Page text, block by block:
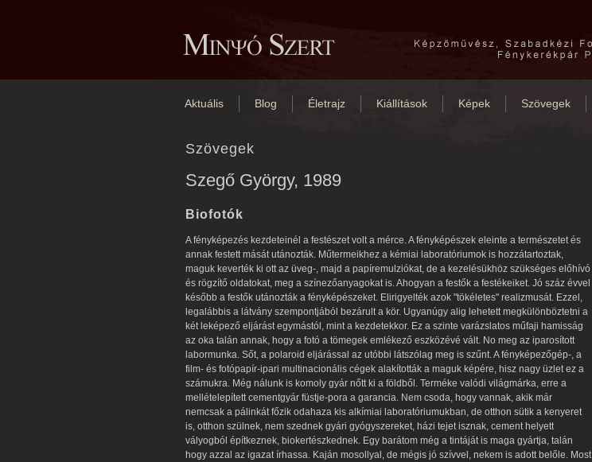
Aktuális Blog Életrajz Kiállítások Képek Szövegek
Szövegek
Szegő György, 1989
Biofotók
A fényképezés kezdeteinél a festészet volt a mérce. A fényképészek eleinte a természetet és
annak festett mását utánozták. Műtermeikhez a kémiai laboratóriumok is hozzátartoztak,
maguk keverték ki ott az üveg-, majd a papíremulziókat, de a kezelésükhöz szükséges előhívó
és rögzítő oldatokat, meg a színezőanyagokat is. Ahogyan a festők a festékeiket. Jó száz évvel
később a festők utánozták a fényképészeket. Elirigyelték azok "tökéletes" realizmusát. Ezzel,
legalábbis a látvány szempontjából bezárult a kör. Ugyanúgy alig lehetett megkülönböztetni a
két leképező eljárást egymástól, mint a kezdetekkor. Ez a szinte varázslatos műfaji hamisság
az oka talán annak, hogy a fotó a tömegek emlékező eszközévé vált. No meg az iparosított
labormunka. Sőt, a polaroid eljárással az utóbbi látszólag meg is szűnt. A fényképezőgép-, a
film- és fotópapír-ipari multinacionális cégek alakították a maguk képére, hisz nagy üzlet ez a
számukra. Még nálunk is komoly gyár nőtt ki a földből. Terméke valódi világmárka, erre a
mellételepített cementgyár füstje-pora a garancia. Nem csoda, hogy vannak, akik már
nemcsak a pálinkát főzik odahaza kis alkímiai laboratóriumukban, de otthon sütik a kenyeret
is, otthon szülnek, nem szednek gyári gyógyszereket, házi tejet isznak, cement helyett
vályogból építkeznek, biokertészkednek. Egy barátom még a tintáját is maga gyártja, talán
hogy azzal az igazat írhassa. Kaján mosollyal, de mégis jó szívvel, nekem is adott belőle. Most